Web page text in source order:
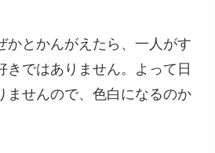
かとかんがえたら、一人がす
きではありません。よって日
ませんので、色白になるのか